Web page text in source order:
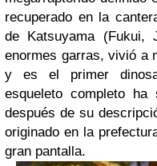
recuperado en la
de Katsuyama (Fukui,
enormes garras, vivió a
y es el primer
esqueleto completo ha
después de su
originado en la
gran pantalla.